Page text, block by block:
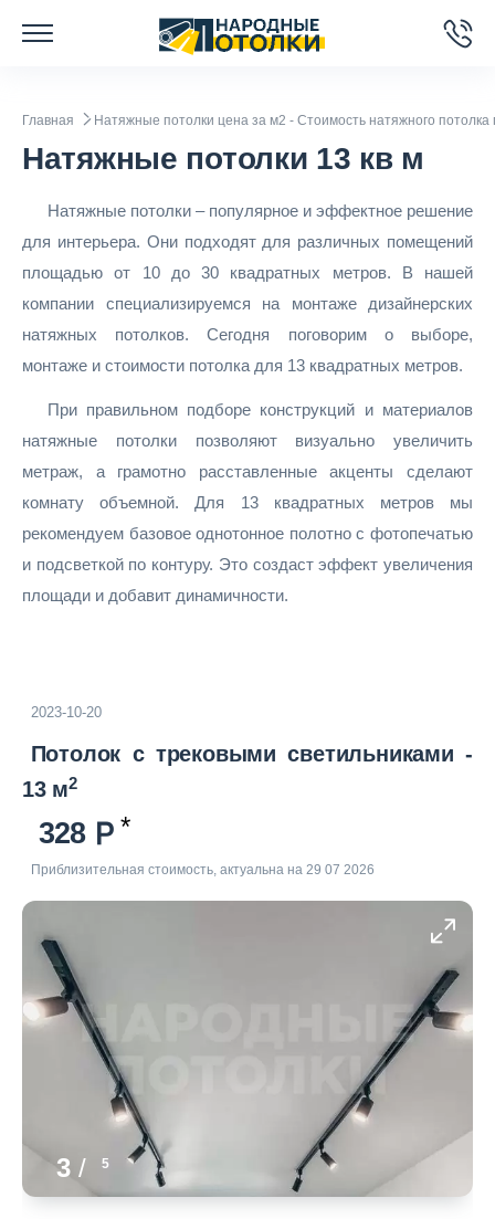
Главная Натяжные потолки цена за м2 - Стоимость натяжного потолка
Натяжные потолки 13 кв м
Натяжные потолки – популярное и эффектное решение
для интерьера. Они подходят для различных помещений
площадью от 10 до 30 квадратных метров. В нашей
компании специализируемся на монтаже дизайнерских
натяжных потолков. Сегодня поговорим о выборе,
монтаже и стоимости потолка для 13 квадратных метров.
При правильном подборе конструкций и материалов
натяжные потолки позволяют визуально увеличить
метраж, а грамотно расставленные акценты сделают
комнату объемной. Для 13 квадратных метров мы
рекомендуем базовое однотонное полотно с фотопечатью
и подсветкой по контуру. Это создаст эффект увеличения
площади и добавит динамичности.
2023-10-20
Потолок с трековыми светильниками -
13 м2
328
Приблизительная стоимость, актуальна на 29 07 2026
3 / 5